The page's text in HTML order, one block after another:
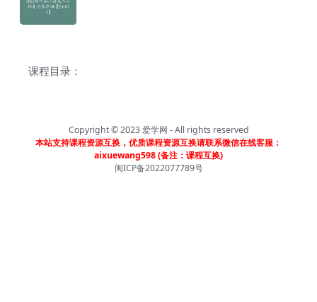
课程目录：
Copyright © 2023爱学网 - All rights reserved
本站支持课程资源互换，优质课程资源互换请联系微信在线客服：
aixuewang598 (备注：课程互换)
闽ICP备2022077789号